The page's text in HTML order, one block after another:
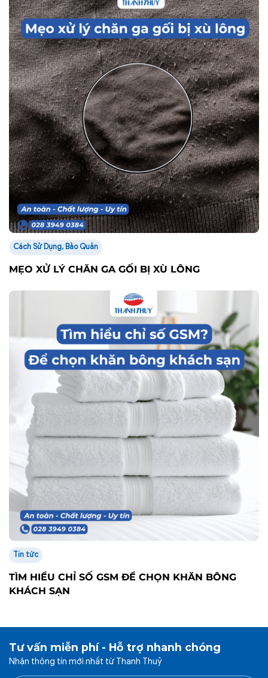
Cách Sử Dụng, Bảo Quản
MẸO XỬ LÝ CHĂN GA GỐI BỊ XÙ LÔNG
Tin tức
TÌM HIỂU CHỈ SỐ GSM ĐỂ CHỌN KHĂN BÔNG
KHÁCH SẠN
Tư vấn miễn phí - Hỗ trợ nhanh chóng
Nhận thông tin mới nhất từ Thanh Thuỷ